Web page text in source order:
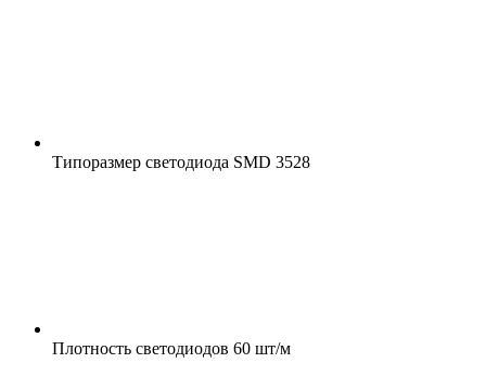
Типоразмер светодиода SMD 3528
Плотность светодиодов 60 шт/м